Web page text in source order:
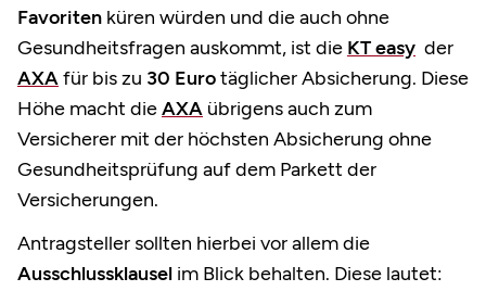
Favoriten küren würden und die auch ohne
Gesundheitsfragen auskommt, ist die KT easy der
AXAfür bis zu 30 Eurotäglicher Absicherung. Diese
Höhe macht dieAXA übrigens auch zum
Versicherer mit der höchsten Absicherung ohne
Gesundheitsprüfung auf dem Parkett der
Versicherungen.
Antragsteller sollten hierbei vor allem die
Ausschlussklausel im Blick behalten. Diese lautet: